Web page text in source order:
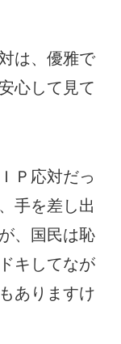
は、優雅で
心して見て
Ｐ応対だっ
手を差し出
、国民は恥
キしてなが
ありますけ